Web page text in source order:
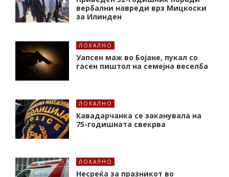
вербални навреди врз Мицкоски
за Илинден
ЛОКАЛНО
Уапсен маж во Бојане, пукал со
гасен пиштол на семејна веселба
ЛОКАЛНО
Кавадарчанка се заканувала на
75-годишната свекрва
ЛОКАЛНО
Несреќа за празникот во